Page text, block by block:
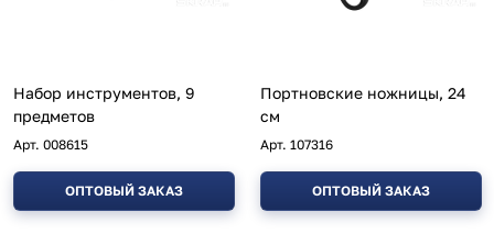
Набор инструментов, 9
предметов
Арт. 008615
ОПТОВЫЙ ЗАКАЗ
Портновские ножницы, 24
см
Арт. 107316
ОПТОВЫЙ ЗАКАЗ